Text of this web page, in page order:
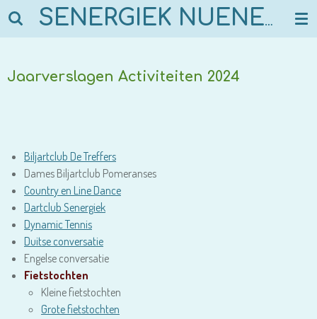
Ga
hoofdinhoud
SENERGIEK NUENEN
Jaarverslagen Activiteiten 2024
Biljartclub De Treffers
Dames Biljartclub Pomeranses
Country en Line Dance
Dartclub Senergiek
Dynamic Tennis
Duitse conversatie
Engelse conversatie
Fietstochten
Kleine fietstochten
Grote fietstochten